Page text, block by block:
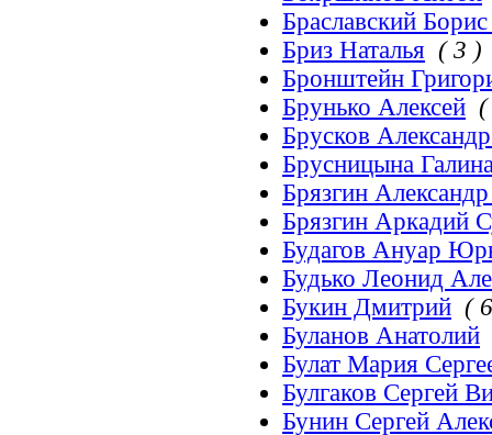
Браславский
Бриз Наталья ( 3 )
Бронштейн
Брунько Алексей (
Брусков
Брусницына
Брязгин
Брязгин Аркадий
Будагов Ануар
Будько Леонид
Букин Дмитрий (
Буланов Анатолий
Булат Мария
Булгаков Сергей
Бунин Сергей